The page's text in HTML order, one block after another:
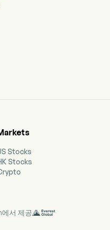
Stocks
Stocks
서 제공